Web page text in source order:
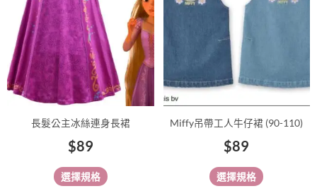
長髮公主冰絲連身長裙
$89
選擇規格
種
款
式。
可
在
產
頁
面
選
擇
Miffy吊帶工人牛仔裙 (90-110)
$89
選擇規格
種
款
式。
可
在
頁
面
選
擇